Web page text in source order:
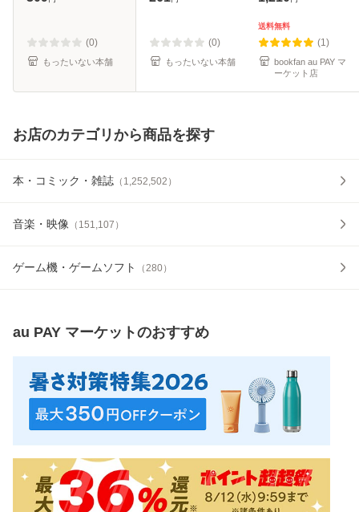
(0)
もったいない本舗
(0)
もったいない本舗
送料無料
(1)
bookfan au PAY マ
ーケット店
お店のカテゴリから商品を探す
本・コミック・雑誌 （ 1,252,502 ）
音楽・映像 （ 151,107 ）
ゲーム機・ゲームソフト （280）
au PAY マーケットのおすすめ